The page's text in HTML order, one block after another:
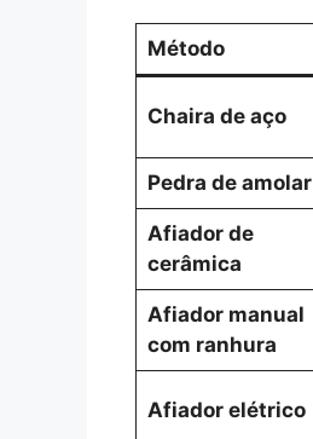
Método
Chaira de aço
Pedra de amolar
Afiador de
cerâmica
Afiador manual
com ranhura
Afiador elétrico